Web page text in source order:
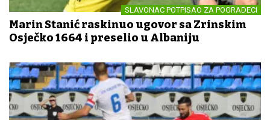
SLAVONAC POTPISAO ZA POGRADECI
Marin Stanić raskinuo ugovor sa Zrinskim
Osječko 1664 i preselio u Albaniju